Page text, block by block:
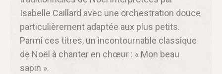
Isabelle Caillard avec une orchestration douce
particulièrement adaptée aux plus petits.
Parmi ces titres, un incontournable classique
de Noël à chanter en chœur : « Mon beau
sapin ».